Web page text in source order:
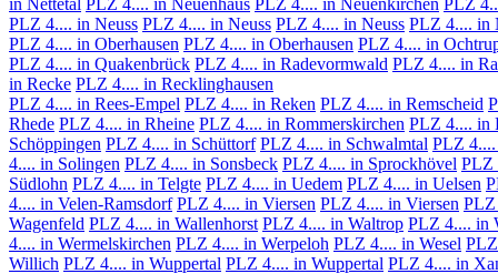
PLZ 4.... in Neuss PLZ 4.... in Neuss PLZ 4.... in Neuss PLZ 4.... in
PLZ 4.... in Oberhausen PLZ 4.... in Oberhausen PLZ 4.... in
PLZ 4.... in Quakenbrück PLZ 4.... in Radevormwald PLZ 4.... in
in Recke PLZ 4.... in Recklinghausen
PLZ 4.... in Rees-Empel PLZ 4.... in Reken PLZ 4.... in Remscheid
Rhede PLZ 4.... in Rheine PLZ 4.... in Rommerskirchen PLZ 4.... in
Schöppingen PLZ 4.... in Schüttorf PLZ 4.... in Schwalmtal PLZ 4....
4.... in Solingen PLZ 4.... in Sonsbeck PLZ 4.... in Sprockhövel PLZ
Südlohn PLZ 4.... in Telgte PLZ 4.... in Uedem PLZ 4.... in Uelsen
4.... in Velen-Ramsdorf PLZ 4.... in Viersen PLZ 4.... in Viersen PLZ
Wagenfeld PLZ 4.... in Wallenhorst PLZ 4.... in Waltrop PLZ 4.... in
4.... in Wermelskirchen PLZ 4.... in Werpeloh PLZ 4.... in Wesel
Willich PLZ 4.... in Wuppertal PLZ 4.... in Wuppertal PLZ 4.... in